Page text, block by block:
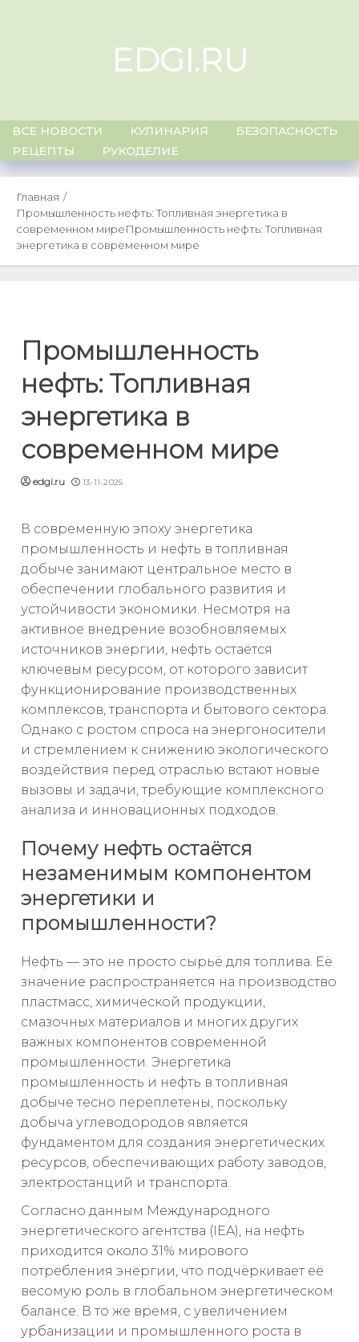
EDGI.RU
ВСЕ НОВОСТИ КУЛИНАРИЯ
БЕЗОПАСНОСТЬ
РЕЦЕПТЫ
РУКОДЕЛИЕ
Главная
Промышленность нефть: Топливная энергетика в
современном миреПромышленность нефть: Топливная
энергетика в современном мире
Промышленность
нефть: Топливная
энергетика в
современном мире
edgi.ru 13-11-2025
В современную эпоху энергетика
промышленность и нефть в топливная
добыче занимают центральное место в
обеспечении глобального развития и
устойчивости экономики. Несмотря на
активное внедрение возобновляемых
источников энергии, нефть остаётся
ключевым ресурсом, от которого зависит
функционирование производственных
комплексов, транспорта и бытового сектора.
Однако с ростом спроса на энергоносители
и стремлением к снижению экологического
воздействия перед отраслью встают новые
вызовы и задачи, требующие комплексного
анализа и инновационных подходов.
Почему нефть остаётся
незаменимым компонентом
энергетики и
промышленности?
Нефть — это не просто сырьё для топлива. Её
значение распространяется на производство
пластмасс, химической продукции,
смазочных материалов и многих других
важных компонентов современной
промышленности. Энергетика
промышленность и нефть в топливная
добыче тесно переплетены, поскольку
добыча углеводородов является
фундаментом для создания энергетических
ресурсов, обеспечивающих работу заводов,
электростанций и транспорта.
Согласно данным Международного
энергетического агентства (IEA), на нефть
приходится около 31% мирового
потребления энергии, что подчёркивает её
весомую роль в глобальном энергетическом
балансе. В то же время, с увеличением
урбанизации и промышленного роста в